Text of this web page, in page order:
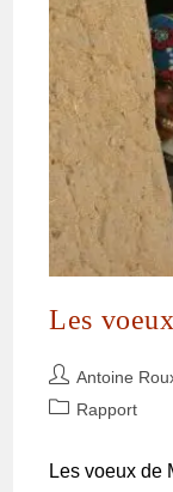
Les
Antoine
Rapport
Les voeux de